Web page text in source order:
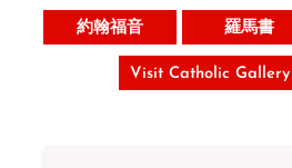
約翰福音 羅馬書
Visit Catholic